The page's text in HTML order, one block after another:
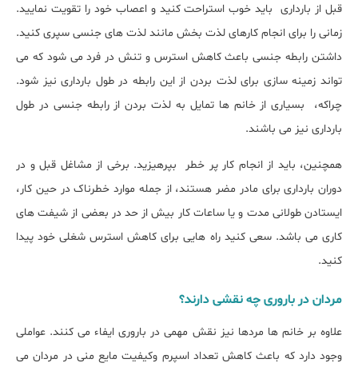
قبل از بارداری باید خوب استراحت کنید و اعصاب خود را تقویت نمایید.
زمانی را برای انجام کارهای لذت بخش مانند لذت های جنسی سپری کنید.
داشتن رابطه جنسی باعث کاهش استرس و تنش در فرد می شود که می
تواند زمینه سازی برای لذت بردن از این رابطه در طول بارداری نیز شود.
چراکه، بسیاری از خانم ها تمایل به لذت بردن از رابطه جنسی در طول
بارداری نیز می باشند.
همچنین، باید از انجام کار پر خطر بپرهیزید. برخی از مشاغل قبل و در
دوران بارداری برای مادر مضر هستند، از جمله موارد خطرناک در حین کار،
ایستادن طولانی مدت و یا ساعات کار بیش از حد در بعضی از شیفت های
کاری می باشد. سعی کنید راه هایی برای کاهش استرس شغلی خود پیدا
کنید.
مردان در باروری چه نقشی دارند؟
علاوه بر خانم ها مردها نیز نقش مهمی در باروری ایفاء می کنند. عواملی
وجود دارد که باعث کاهش تعداد اسپرم وکیفیت مایع منی در مردان می